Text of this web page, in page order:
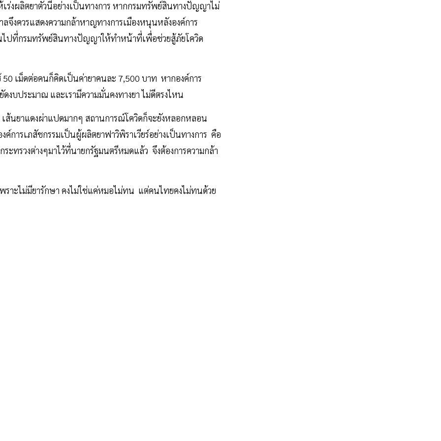
ร่งผลิตยาตัวนี้อย่างเป็นทางการ หากกรมทรัพย์สินทางปัญญาไม่
งควรแสดงความกล้าหาญทางการเมืองหนุนหลังองค์การ
ไปที่กรมทรัพย์สินทางปัญญาให้ทำหน้าที่เพื่อช่วยสู้ภัยโควิด
50 เม็ดต่อคนก็คิดเป็นค่ายาคนละ 7,500 บาท หากองค์การ
งบประมาณ และเรามีความมั่นคงทางยา ไม่ดีตรงไหน
ส้นยาแดงผ่าแปดมากๆ สถานการณ์โควิดก็จะยังหลอกหลอน
ารเภสัชกรรมเป็นผู้ผลิตยาฟาวิพิราเวียร์อย่างเป็นทางการ คือ
ะทรวงต่างๆมาไว้ที่นายกรัฐมนตรีหมดแล้ว จึงต้องการความกล้า
าะไม่มียารักษา คงไม่ใช่แค่หมอไม่ทน แต่คนไทยคงไม่ทนด้วย